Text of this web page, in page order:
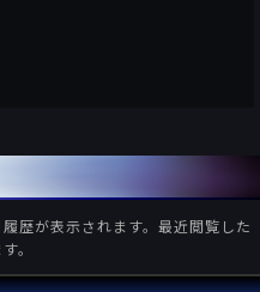
歴が表示されます。最近閲覧した
。